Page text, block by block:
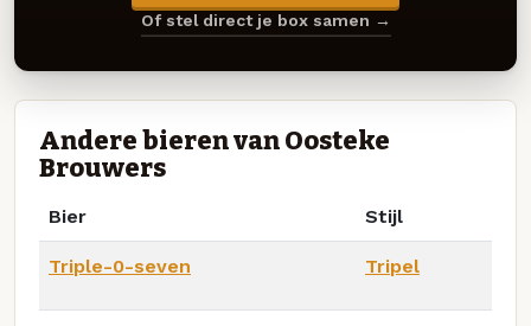
Of stel direct je box samen →
Andere bieren van Oosteke
Brouwers
Bier Stijl
Triple-0-seven Tripel